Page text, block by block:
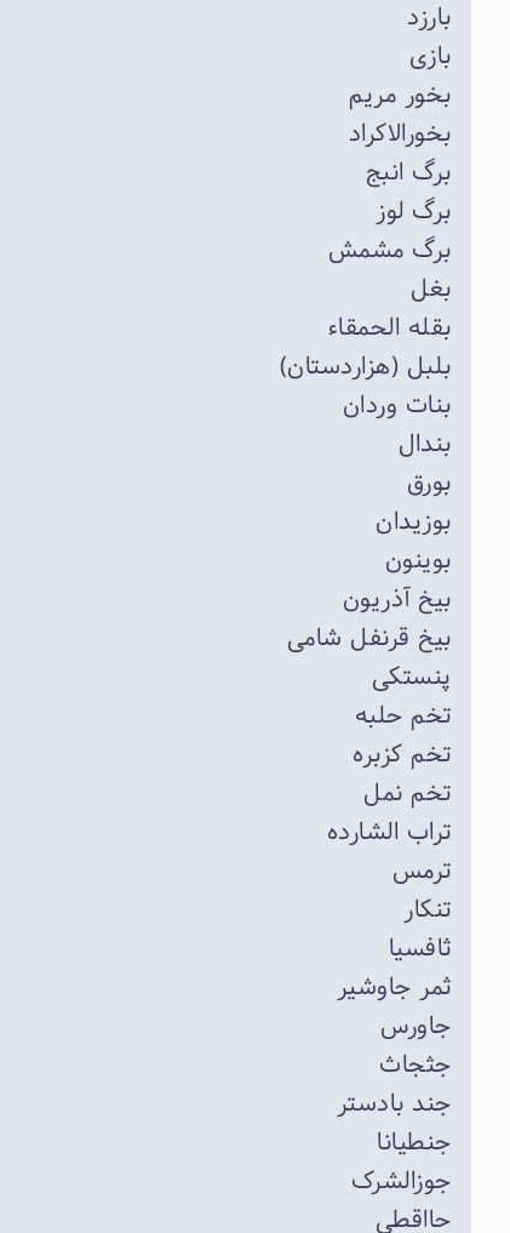
بارزد
بازی
بخور مریم
بخورالاکراد
برگ انبج
برگ لوز
برگ مشمش
بغل
بقله الحمقاء
بلبل (هزاردستان)
بنات وردان
بندال
بورق
بوزیدان
بوینون
بیخ آذریون
بیخ قرنفل شامی
پنستکی
تخم حلبه
تخم کزبره
تخم نمل
تراب الشارده
ترمس
تنکار
ثافسیا
ثمر جاوشیر
جاورس
جثجاث
جند بادستر
جنطیانا
جوزالشرک
حااقطی